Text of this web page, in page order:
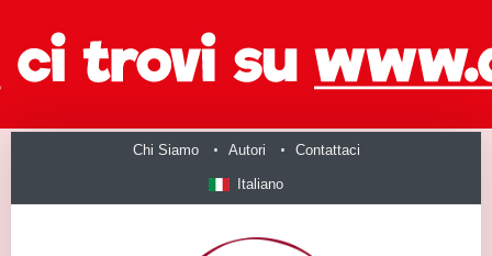
Chi Siamo Autori Contattaci
Italiano